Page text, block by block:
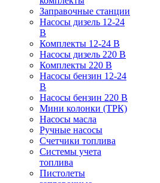
Заправочные станции
Насосы дизель 12-24
В
Комплекты 12-24 В
Насосы дизель 220 В
Комплекты 220 В
Насосы бензин 12-24
В
Насосы бензин 220 В
Мини колонки (ТРК)
Насосы масла
Ручные насосы
Счетчики топлива
Системы учета
топлива
Пистолеты